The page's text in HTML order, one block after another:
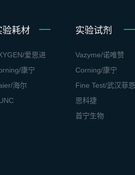
验耗材
爱思进
康宁
海尔
实验试剂
Vazyme/诺唯赞
Corning/康宁
Fine Test/武汉菲恩
思科捷
首宁生物